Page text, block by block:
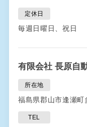
定休日
毎週日曜日、祝日
有限会社 長原自
所在地
福島県郡山市逢瀬町
TEL